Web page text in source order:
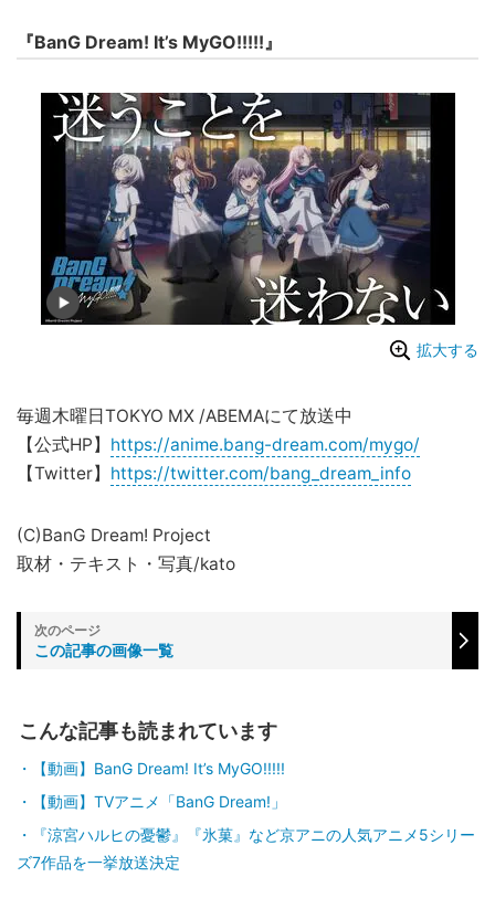
『BanG Dream! It’s MyGO!!!!!』
拡大する
毎週木曜日TOKYO MX /ABEMAにて放送中
【公式HP】 https://anime.bang-dream.com/mygo/
【Twitter】 https://twitter.com/bang_dream_info
(C)BanG Dream! Project
取材・テキスト・写真/kato
この記事の画像一覧
こんな記事も読まれています
【動画】BanG Dream! It’s MyGO!!!!!
【動画】TVアニメ「BanG Dream!」
『涼宮ハルヒの憂鬱』『氷菓』など京アニの人気アニメ5シリー
ズ7作品を一挙放送決定